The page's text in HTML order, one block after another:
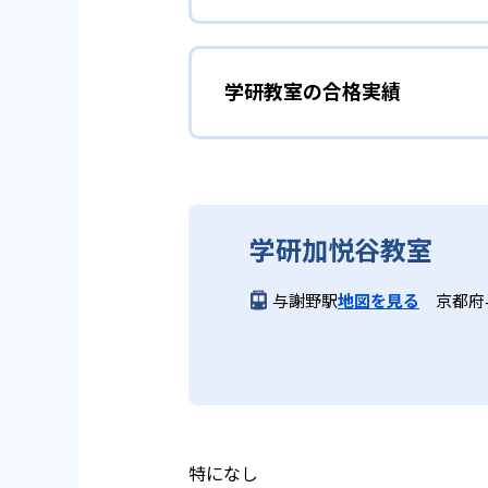
02 生徒それ
学研教室の個別指導では、生徒
画を設計する。また、生徒そ
ルステップの教材となっている
03 週2回の教
学研教室では、週2回の教室学
供し、学習の習慣化と学力の定
「見える力」だけでなく、学習
を向上させたい人に向いている。
てて考える力の育成を、国語で
り離さず、くり返し学習と毎
る。
長時間の勉強が苦手な人
学研教室では、小学生について
る時間が通常「学年×10分±10
どんなメリットがある？
学研教室が持つ最大のメリット
教材を使用している点だ。この
ら応用まで、少しずつステップ
ている。
学研教室の先生は、研修会や勉
いう理念のもとで生徒一人ひと
ら学習をスタートする。この指
は、最新の教育情報にも精通し
学研教室では、楽しく生き生き
学研教室の合格実績
学研教室の合格実績は、公式サ
学研加悦谷教室
与謝野駅地図を見る 京都
特になし